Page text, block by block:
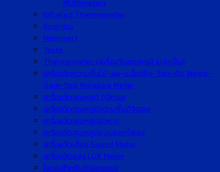
Multimeters
Infrared Thermometer
Kyoritsu
Memmert
Testo
Thermometer (เครื่องวัดอุณหภูมิ แบบเข็ม)
เครื่องวัดความชื้นไม้-ผง-เมล็ดพืช-วัสดุ-ดิน Wood-
Gain-Soil Moisture Meter
เครื่องวัดอุณหภูมิ ดิจิตอล
เครื่องวัดอุณหภูมิความชื้นดิจิตอล
เครื่องวัดอุณหภูมิอาหาร
เครื่องวัดอุณหภูมิแบบแยกโพรบ
เครื่องวัดเสียง Sound Meter
เครื่องวัดแสง LUX Meter
โพรบสำหรับวัดอุณหภูมิ